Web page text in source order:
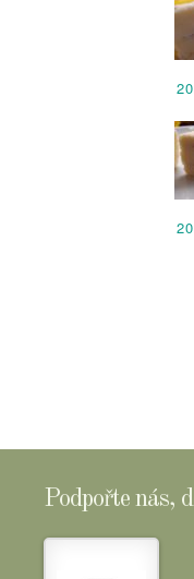
Podpořte nás,